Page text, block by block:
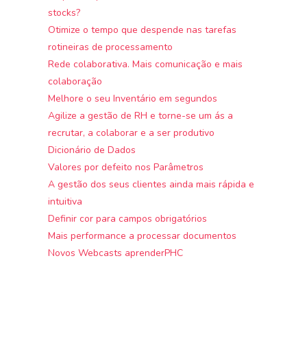
stocks?
Otimize o tempo que despende nas tarefas
rotineiras de processamento
Rede colaborativa. Mais comunicação e mais
colaboração
Melhore o seu Inventário em segundos
Agilize a gestão de RH e torne-se um ás a
recrutar, a colaborar e a ser produtivo
Dicionário de Dados
Valores por defeito nos Parâmetros
A gestão dos seus clientes ainda mais rápida e
intuitiva
Definir cor para campos obrigatórios
Mais performance a processar documentos
Novos Webcasts aprenderPHC